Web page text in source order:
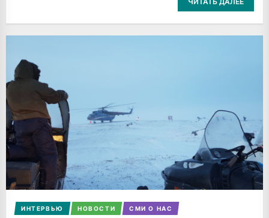
ИНТЕРВЬЮ НОВОСТИ СМИ О НАС